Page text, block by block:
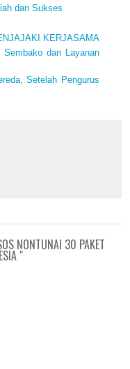
dan Sukses
KERJASAMA
dan Layanan
Setelah Pengurus
NONTUNAI 30 PAKET
"